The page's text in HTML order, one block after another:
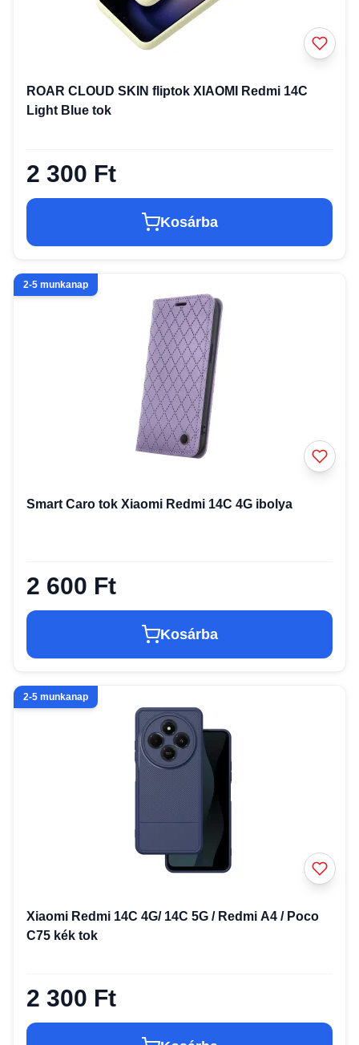
ROAR CLOUD SKIN fliptok XIAOMI Redmi 14C
Light Blue tok
2 300 Ft
Kosárba
2-5 munkanap
Smart Caro tok Xiaomi Redmi 14C 4G ibolya
2 600 Ft
Kosárba
2-5 munkanap
Xiaomi Redmi 14C 4G/ 14C 5G / Redmi A4 / Poco
C75 kék tok
2 300 Ft